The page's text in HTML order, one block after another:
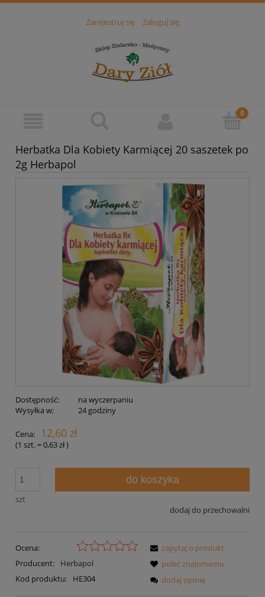
Zarejestruj się Zaloguj się
Herbatka Dla Kobiety Karmiącej 20 saszetek po
2g Herbapol
Dostępność:
na wyczerpaniu
Wysyłka w:
24 godziny
Cena: 12,60 zł
(1 szt.=0,63 zł)
szt
do koszyka
dodaj do przechowalni
Ocena:
Producent:
Herbapol
Kod produktu:
HE304
zapytaj o produkt
poleć znajomemu
dodaj opinię